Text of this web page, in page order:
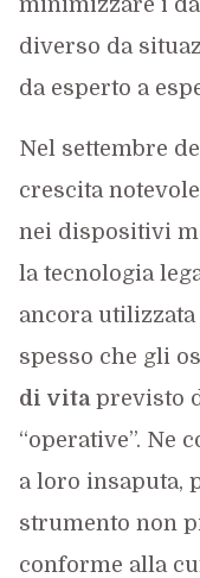
minimizzare i
diverso da
da esperto a
Nel settembre
crescita
nei dispositivi
la tecnologia
ancora
spesso che gli
di vitaprevisto
“operative”. Ne
a loro insaputa,
strumento non
conforme alla